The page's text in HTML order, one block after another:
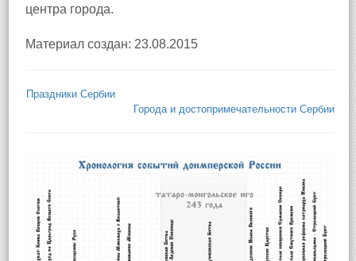
центра города.
Материал создан: 23.08.2015
Праздники Сербии
Города и достопримечательности Сербии